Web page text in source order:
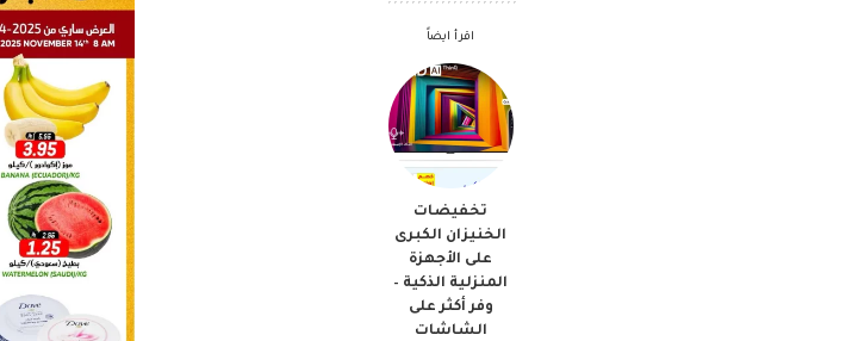
اقرأ ايضاً
تخفيضات
الخنيزان الكبرى
على الأجهزة
المنزلية الذكية –
وفر أكثر على
الشاشات